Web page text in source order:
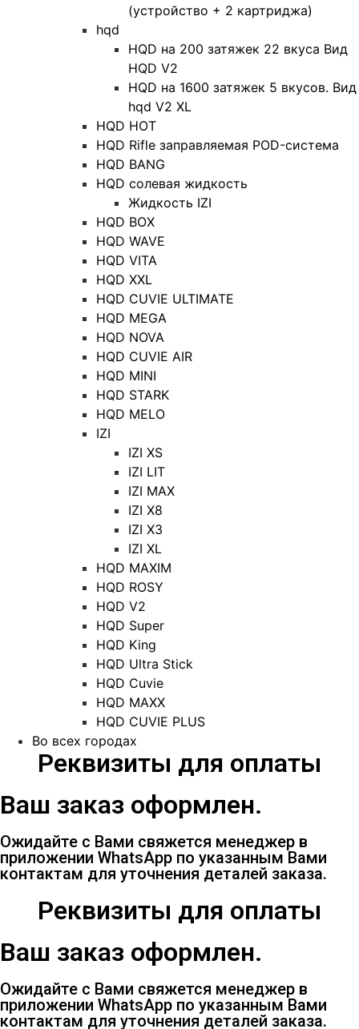
(устройство + 2 картриджа)
hqd
HQD на 200 затяжек 22 вкуса Вид
HQD V2
HQD на 1600 затяжек 5 вкусов. Вид
hqd V2 XL
HQD HOT
HQD Rifle заправляемая POD-система
HQD BANG
HQD солевая жидкость
Жидкость IZI
HQD BOX
HQD WAVE
HQD VITA
HQD XXL
HQD CUVIE ULTIMATE
HQD MEGA
HQD NOVA
HQD CUVIE AIR
HQD MINI
HQD STARK
HQD MELO
IZI
IZI XS
IZI LIT
IZI MAX
IZI X8
IZI X3
IZI XL
HQD MAXIM
HQD ROSY
HQD V2
HQD Super
HQD King
HQD Ultra Stick
HQD Cuvie
HQD MAXX
HQD CUVIE PLUS
Во всех городах
Реквизиты для оплаты
Ваш заказ оформлен.
Ожидайте с Вами свяжется менеджер в
приложении WhatsApp по указанным Вами
контактам для уточнения деталей заказа.
Реквизиты для оплаты
Ваш заказ оформлен.
Ожидайте с Вами свяжется менеджер в
приложении WhatsApp по указанным Вами
контактам для уточнения деталей заказа.